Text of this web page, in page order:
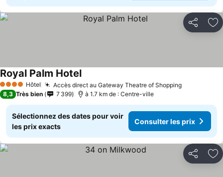
Partager
4 Étoiles Hôtel Accès direct au Gateway Theatre of Shopping
Royal Palm Hotel
8,3 Très bien 7 399 à 1.7 km de : Centre-ville
Sélectionnez des dates pour voir
les prix exacts
Consulter les prix
Partager